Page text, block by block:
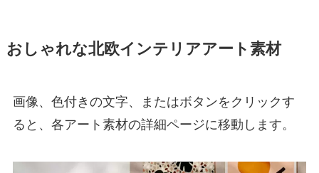
おしゃれな北欧インテリアアート素材
画像、色付きの文字、またはボタンをクリックす
ると、各アート素材の詳細ページに移動します。